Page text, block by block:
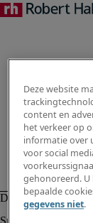
Deze website
content en
het verkeer op
informatie over
voor social
gehonoreerd.
bepaalde
gegevens niet.